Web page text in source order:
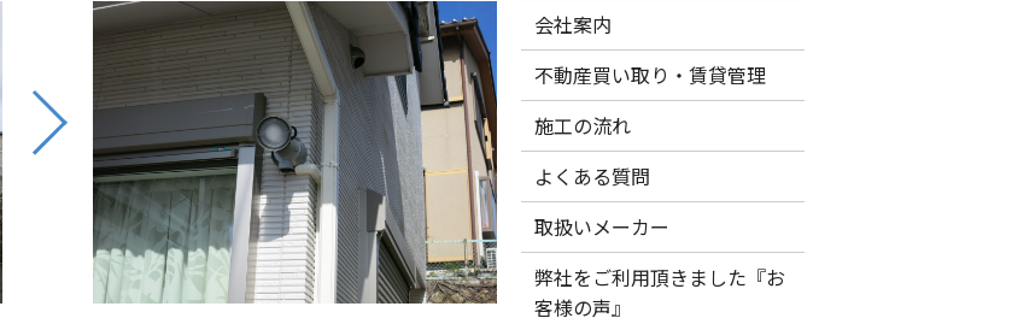
会社案内
不動産買い取り・賃貸管理
施工の流れ
よくある質問
取扱いメーカー
弊社をご利用頂きました『お
客様の声』